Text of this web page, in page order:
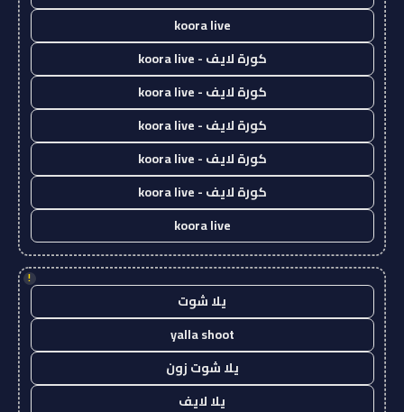
koora live
كورة لايف - koora live
كورة لايف - koora live
كورة لايف - koora live
كورة لايف - koora live
كورة لايف - koora live
koora live
!
يلا شوت
yalla shoot
يلا شوت زون
يلا لايف